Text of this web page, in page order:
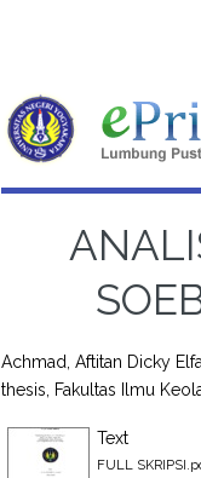
Achmad, Aftitan Dicky
thesis, Fakultas Ilmu
Text
FULL